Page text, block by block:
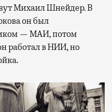
Михаил Шнейдер. В
он был
— МАИ, потом
работал в НИИ, но